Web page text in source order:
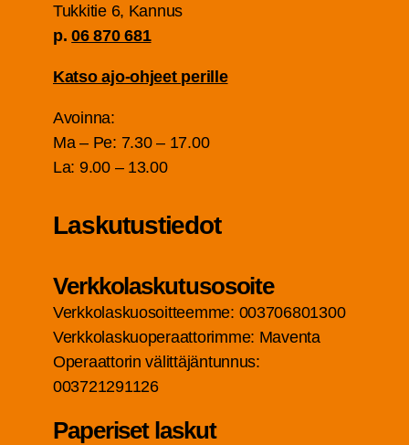
Tuk­ki­tie 6, Kan­nus
p.06 870 681
Kat­so ajo-ohjeet perille
Avoin­na:
Ma – Pe: 7.30 – 17.00
La: 9.00 – 13.00
Las­ku­tus­tie­dot
Verk­ko­las­ku­tuso­soi­te
Verk­ko­las­kuo­soit­teem­me: 003706801300
Verk­ko­las­kuo­pe­raat­to­rim­me: Maven­ta
Ope­raat­to­rin välit­tä­jän­tun­nus:
003721291126
Pape­ri­set laskut